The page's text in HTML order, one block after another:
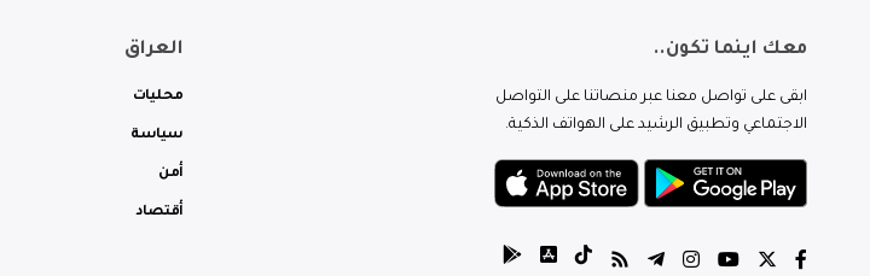
معك اينما تكون..
ابقى على تواصل معنا عبر منصاتنا على التواصل
الاجتماعي وتطبيق الرشيد على الهواتف الذكية.
العراق
محليات
سياسة
أمن
أقتصاد